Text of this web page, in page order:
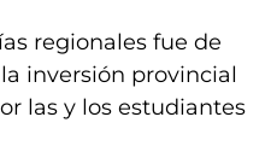
regionales fue de
inversión provincial
las y los estudiantes